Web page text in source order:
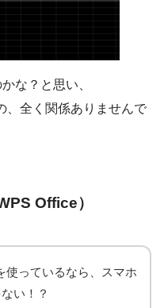
な？と思い、
、全く関係ありませんで
Office）
使っているなら、スマホ
い！？